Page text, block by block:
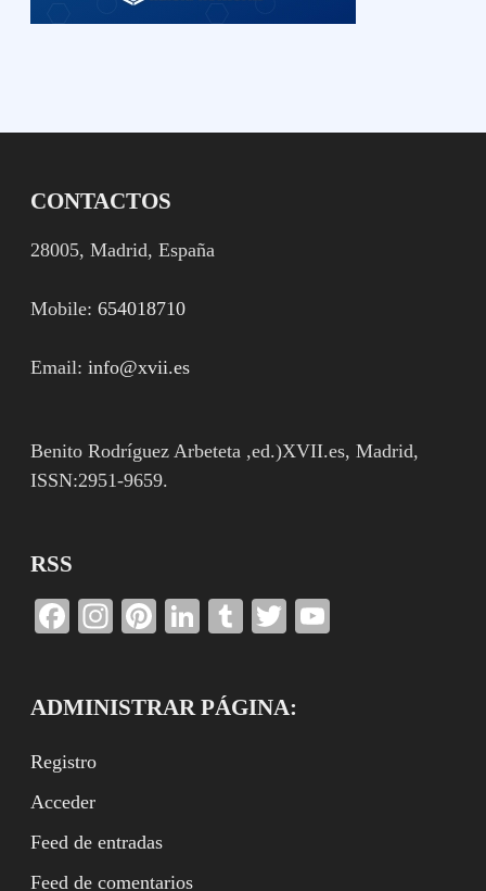
CONTACTOS
28005, Madrid, España
Mobile:654018710
Email:info@xvii.es
Benito Rodríguez Arbeteta ,ed.)XVII.es, Madrid,
ISSN:2951-9659.
RSS
Facebook
Instagram
Pinterest
LinkedIn
TumblrTwitter
ADMINISTRAR PÁGINA:
Registro
Acceder
Feed de entradas
Feed de comentarios